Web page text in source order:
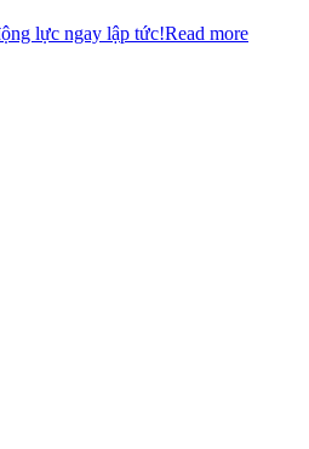
lực ngay lập tức!Read more